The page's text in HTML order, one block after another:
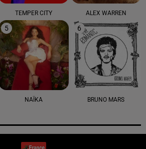
TEMPER CITY ALEX WARREN
5
NAÏKA
6
BRUNO MARS